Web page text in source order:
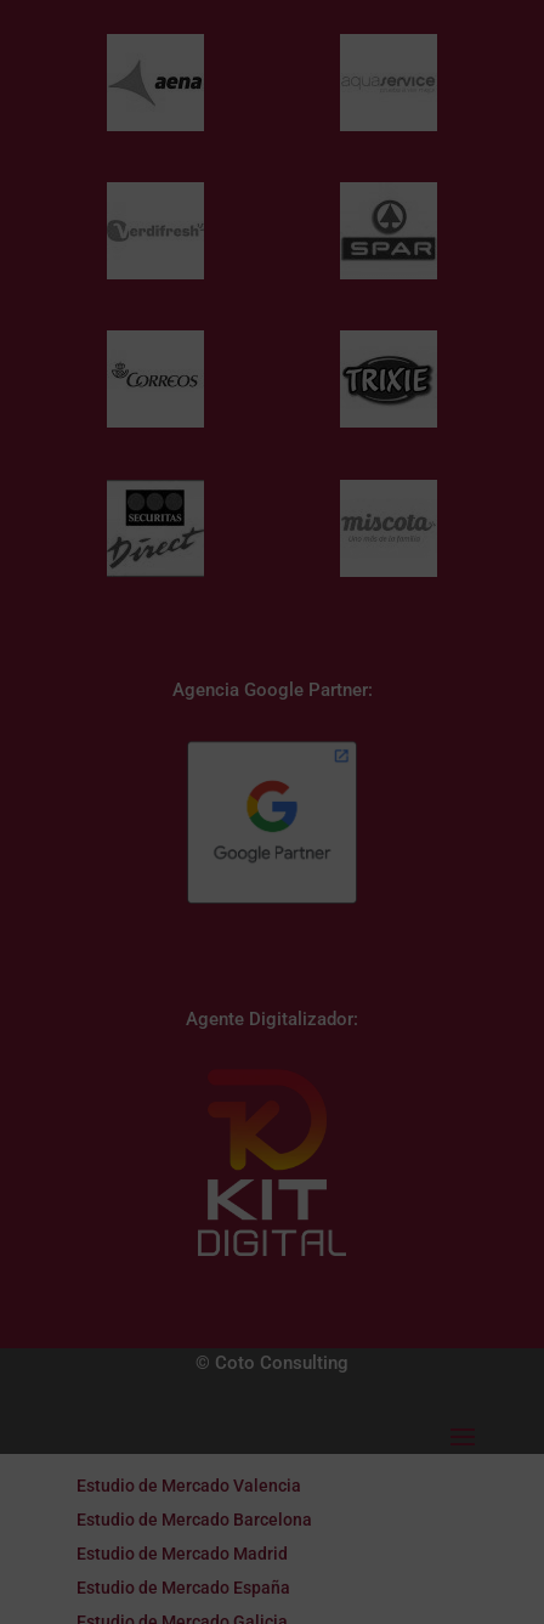
Agencia Google Partner:
Agente Digitalizador:
© Coto Consulting
Estudio de Mercado Valencia
Estudio de Mercado Barcelona
Estudio de Mercado Madrid
Estudio de Mercado España